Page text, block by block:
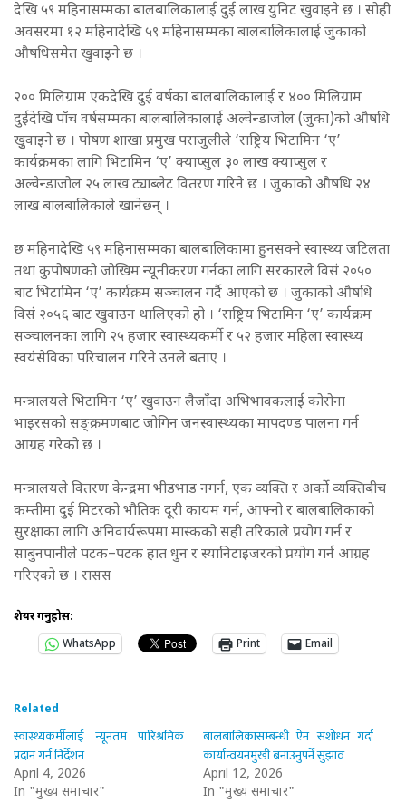
देखि ५९ महिनासम्मका बालबालिकालाई दुई लाख युनिट खुवाइने छ । सोही
अवसरमा १२ महिनादेखि ५९ महिनासम्मका बालबालिकालाई जुकाको
औषधिसमेत खुवाइने छ ।
२०० मिलिग्राम एकदेखि दुई वर्षका बालबालिकालाई र ४०० मिलिग्राम
दुईदेखि पाँच वर्षसम्मका बालबालिकालाई अल्वेन्डाजोल (जुका)को औषधि
खुुवाइने छ । पोषण शाखा प्रमुख पराजुलीले ‘राष्ट्रिय भिटामिन ‘ए’
कार्यक्रमका लागि भिटामिन ‘ए’ क्याप्सुल ३० लाख क्याप्सुल र
अल्वेन्डाजोल २५ लाख ट्याब्लेट वितरण गरिने छ । जुकाको औषधि २४
लाख बालबालिकाले खानेछन् ।
छ महिनादेखि ५९ महिनासम्मका बालबालिकामा हुनसक्ने स्वास्थ्य जटिलता
तथा कुपोषणको जोखिम न्यूनीकरण गर्नका लागि सरकारले विसं २०५०
बाट भिटामिन ‘ए’ कार्यक्रम सञ्चालन गर्दै आएको छ । जुकाको औषधि
विसं २०५६ बाट खुवाउन थालिएको हो । ‘राष्ट्रिय भिटामिन ‘ए’ कार्यक्रम
सञ्चालनका लागि २५ हजार स्वास्थ्यकर्मी र ५२ हजार महिला स्वास्थ्य
स्वयंसेविका परिचालन गरिने उनले बताए ।
मन्त्रालयले भिटामिन ‘ए’ खुवाउन लैजाँदा अभिभावकलाई कोरोना
भाइरसको सङ्क्रमणबाट जोगिन जनस्वास्थ्यका मापदण्ड पालना गर्न
आग्रह गरेको छ ।
मन्त्रालयले वितरण केन्द्रमा भीडभाड नगर्न, एक व्यक्ति र अर्को व्यक्तिबीच
कम्तीमा दुई मिटरको भौतिक दूरी कायम गर्न, आफ्नो र बालबालिकाको
सुरक्षाका लागि अनिवार्यरूपमा मास्कको सही तरिकाले प्रयोग गर्न र
साबुनपानीले पटक–पटक हात धुन र स्यानिटाइजरको प्रयोग गर्न आग्रह
गरिएको छ । रासस
शेयर गर्नुहोस:
WhatsApp
Print Email
Related
स्वास्थ्यकर्मीलाई न्यूनतम पारिश्रमिक
प्रदान गर्न निर्देशन
April 4, 2026
In "मुख्य समाचार"
बालबालिकासम्बन्धी ऐन संशोधन गर्दा
कार्यान्वयनमुखी बनाउनुपर्ने सुझाव
April 12, 2026
In "मुख्य समाचार"